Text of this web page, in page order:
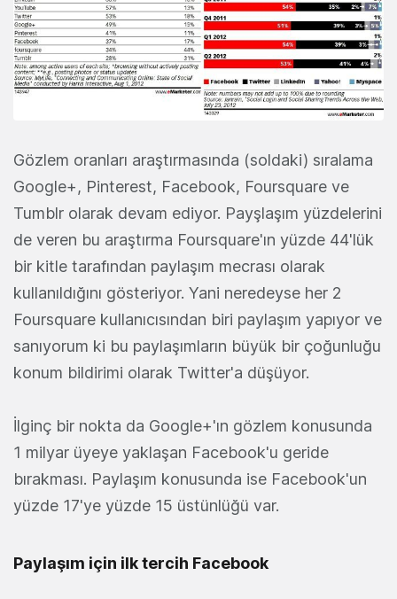
Gözlem oranları araştırmasında (soldaki) sıralama
Google+, Pinterest, Facebook, Foursquare ve
Tumblr olarak devam ediyor. Payşlaşım yüzdelerini
de veren bu araştırma Foursquare'ın yüzde 44'lük
bir kitle tarafından paylaşım mecrası olarak
kullanıldığını gösteriyor. Yani neredeyse her 2
Foursquare kullanıcısından biri paylaşım yapıyor ve
sanıyorum ki bu paylaşımların büyük bir çoğunluğu
konum bildirimi olarak Twitter'a düşüyor.
İlginç bir nokta da Google+'ın gözlem konusunda
1 milyar üyeye yaklaşan Facebook'u geride
bırakması. Paylaşım konusunda ise Facebook'un
yüzde 17'ye yüzde 15 üstünlüğü var.
Paylaşım için ilk tercih Facebook